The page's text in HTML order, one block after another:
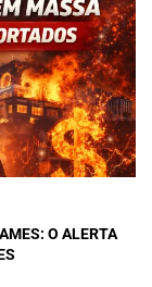
O ALERTA